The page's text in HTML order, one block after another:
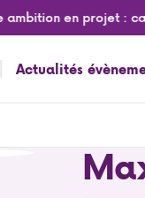
en projet :
Actualités